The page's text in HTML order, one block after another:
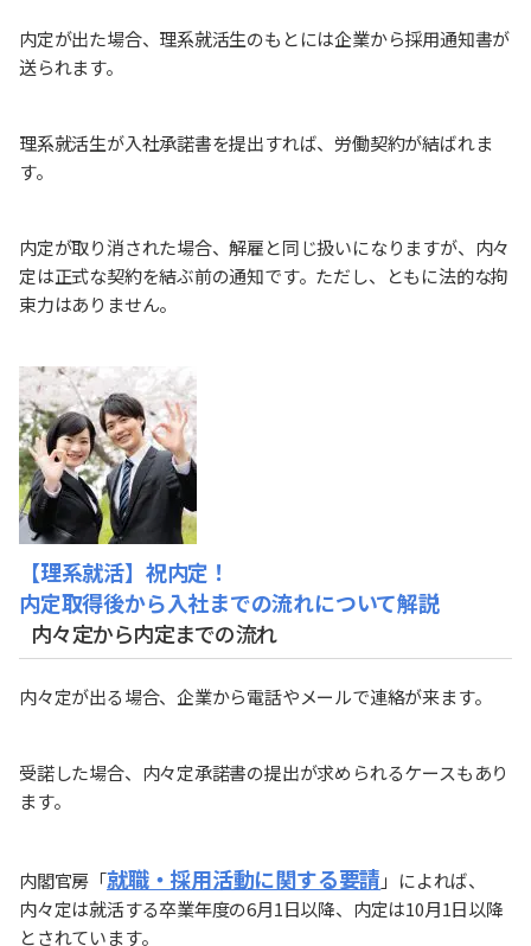
内定が出た場合、理系就活生のもとには企業から採用通知書が
送られます。
理系就活生が入社承諾書を提出すれば、労働契約が結ばれま
す。
内定が取り消された場合、解雇と同じ扱いになりますが、内々
定は正式な契約を結ぶ前の通知です。ただし、ともに法的な拘
束力はありません。
【理系就活】祝内定！
内定取得後から入社までの流れについて解説
内々定から内定までの流れ
内々定が出る場合、企業から電話やメールで連絡が来ます。
受諾した場合、内々定承諾書の提出が求められるケースもあり
ます。
内閣官房「就職・採用活動に関する要請 」によれば、
内々定は就活する卒業年度の6月1日以降、内定は10月1日以降
とされています。